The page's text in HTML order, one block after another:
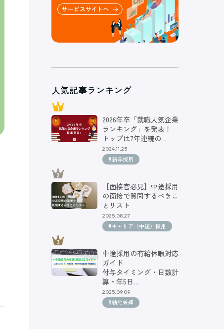
人気記事ランキング
2026年卒「就職人気企業
ランキング」を発表！
トップは7年連続の…
2024.11.25
#新卒採用
【面接官必見】中途採用
の面接で質問するべきこ
とリスト
2025.08.27
#キャリア（中途）採用
中途採用の有給休暇対応
ガイド
付与タイミング・日数計
算・年5日…
2025.09.09
#勤怠管理